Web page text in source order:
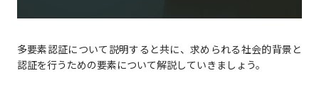
多要素認証について説明すると共に、求められる社会的背景と
認証を行うための要素について解説していきましょう。